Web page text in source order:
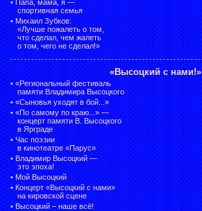
• Папа, мама, я —
спортивная семья
• Михаил Зубков:
«Лучше пожалеть о том,
что сделал, чем жалеть
о том, чего не сделал!»
«Высоцкий с нами!»
• «Региональный фестиваль
памяти Владимира Высоцкого
• «Сыновья уходят в бой...»
• «По самому по краю...» —
концерт памяти В. Высоцкого
в Ярграде
• Час поэзии
в кинотеатре «Парус»
• Владимир Высоцкий —
это эпоха!
• Мой Высоцкий
• Концерт «Высоцкий с нами»
на кировской сцене
• Высоцкий – наше всё!